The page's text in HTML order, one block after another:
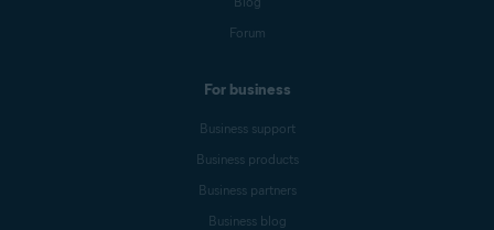
Forum
For business
Business support
Business products
Business partners
Business blog